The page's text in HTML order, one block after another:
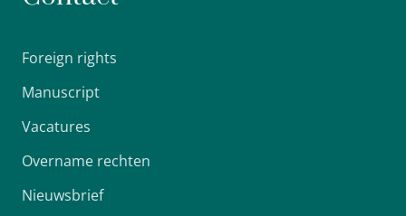
Foreign rights
Manuscript
Vacatures
Overname rechten
Nieuwsbrief